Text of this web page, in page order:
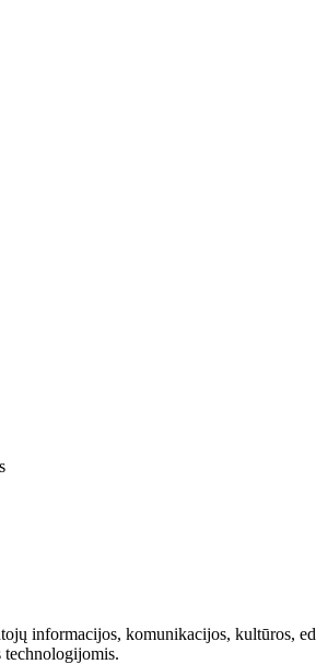
informacijos, komunikacijos, kultūros,
technologijomis.